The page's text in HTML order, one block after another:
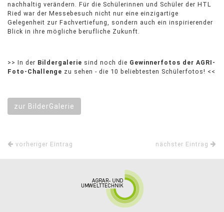
nachhaltig verändern. Für die Schülerinnen und Schüler der HTL
Ried war der Messebesuch nicht nur eine einzigartige
Gelegenheit zur Fachvertiefung, sondern auch ein inspirierender
Blick in ihre mögliche berufliche Zukunft.
>> In der Bildergalerie sind noch die Gewinnerfotos der AGRI-
Foto-Challenge zu sehen - die 10 beliebtesten Schülerfotos! <<
zur BilderGalerie
vorheriger Eintrag nächster Eintrag